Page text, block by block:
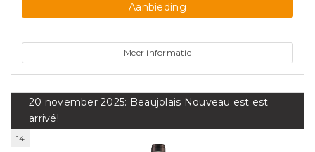
Aanbieding
Meer informatie
20 november 2025: Beaujolais Nouveau est est
arrivé!
14